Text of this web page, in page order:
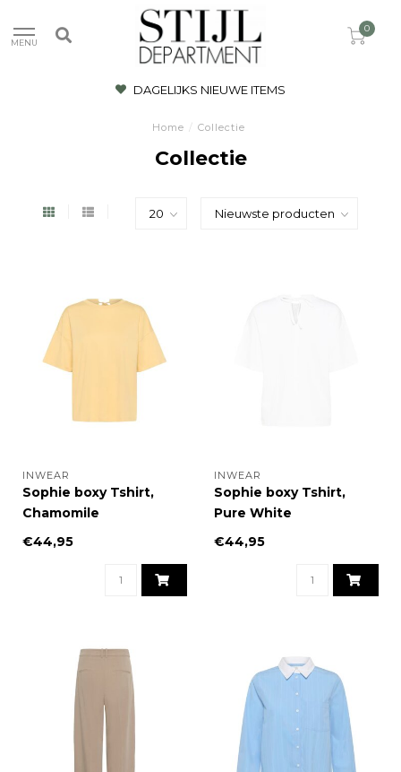
MENU
0
DAGELIJKS NIEUWE ITEMS
Home / Collectie
Collectie
INWEAR
Sophie boxy Tshirt,
Chamomile
€44,95
INWEAR
Sophie boxy Tshirt,
Pure White
€44,95